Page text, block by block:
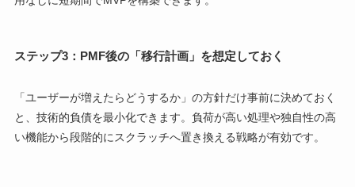
ステップ3：PMF後の「移行計画」を想定しておく
「ユーザーが増えたらどうするか」の方針だけ事前に決めておく
と、技術的負債を最小化できます。負荷が高い処理や独自性の高
い機能から段階的にスクラッチへ置き換える戦略が有効です。